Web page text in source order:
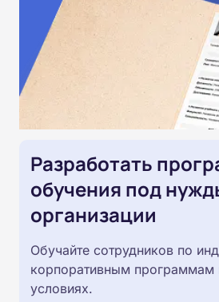
Разработать
обучения под
организации
Обучайте сотрудников по
корпоративным программам
условиях.